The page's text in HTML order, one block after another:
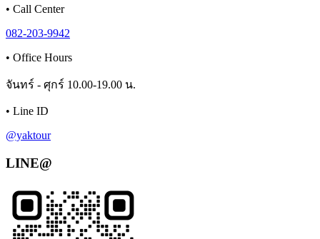
• Call Center
082-203-9942
• Office Hours
จันทร์ - ศุกร์ 10.00-19.00 น.
• Line ID
@yaktour
LINE@